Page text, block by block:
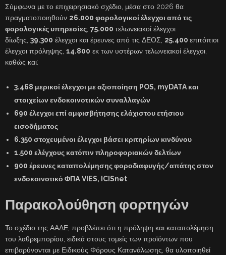
Σύμφωνα με το επιχειρησιακό σχέδιο, μέσα στο 2026 θα
πραγματοποιηθούν 26.000 φορολογικοί έλεγχοι από τις
φορολογικές υπηρεσίες, 75.000 τελωνειακοί έλεγχοι
δίωξης, 39.300 έλεγχοι και έρευνες από τις ΔΕΟΣ, 25.400 επιτόπιοι
έλεγχοι πρόληψης, 14.800 εκ των υστέρων τελωνειακοί έλεγχοι,
καθώς και:
3.468 μερικοί έλεγχοι με αξιοποίηση POS, myDATA και
στοιχείων ενδοκοινοτικών συναλλαγών
690 έλεγχοι επί αμφισβήτησης ελάχιστου ετήσιου
εισοδήματος
6.350 στοχευμένοι έλεγχοι βάσει κριτηρίων κινδύνου
1.500 ελέγχους κατόπιν πληροφοριακών δελτίων
900 έρευνες καταπολέμησης φοροδιαφυγής/απάτης στον
ενδοκοινοτικό ΦΠΑ VIES, ICISnet
Παρακολούθηση φορτηγών
Το σχέδιο της ΑΑΔΕ, προβλέπει ότι η πρόληψη και καταπολέμηση
του λαθρεμπορίου, ειδικά στους τομείς των προϊόντων που
επιβαρύνονται με Ειδικούς Φόρους Κατανάλωσης, θα υλοποιηθεί